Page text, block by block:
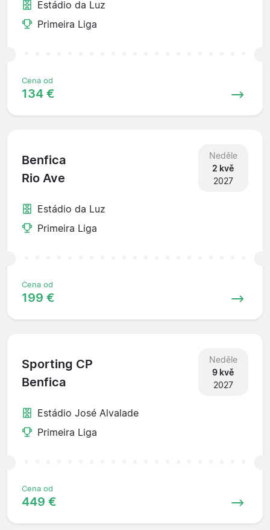
Estádio da Luz
Primeira Liga
Cena od
134 €
Benfica
Rio Ave
Neděle
2 kvě
2027
Estádio da Luz
Primeira Liga
Cena od
199 €
Sporting CP
Benfica
Neděle
9 kvě
2027
Estádio José Alvalade
Primeira Liga
Cena od
449 €